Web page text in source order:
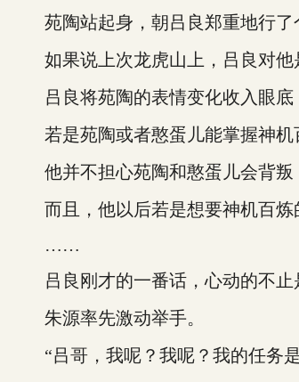
苑陶站起身，朝吕良郑重地行了
如果说上次龙虎山上，吕良对他
吕良将苑陶的表情变化收入眼底
若是苑陶或者憨蛋儿能掌握神机
他并不担心苑陶和憨蛋儿会背叛
而且，他以后若是想要神机百炼
……
吕良刚才的一番话，心动的不止
朱源率先激动举手。
“吕哥，我呢？我呢？我的任务